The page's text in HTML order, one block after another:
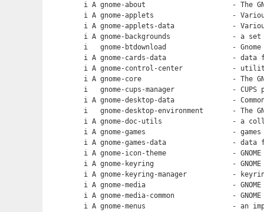
i A gnome-about                     - The
i A gnome-applets                   - Various
i A gnome-applets-data              -
i A gnome-backgrounds               - a set of
i   gnome-btdownload                -
i A gnome-cards-data                - data
i A gnome-control-center            - utilities
i A gnome-core                      - The
i   gnome-cups-manager              - CUPS
i A gnome-desktop-data              - Common
i   gnome-desktop-environment       - The
i A gnome-doc-utils                 - a
i A gnome-games                     - games
i A gnome-games-data                - data
i A gnome-icon-theme                - GNOME
i A gnome-keyring                   - GNOME
i A gnome-keyring-manager           - keyring
i A gnome-media                     -
i A gnome-media-common              -
i A gnome-menus                     - an